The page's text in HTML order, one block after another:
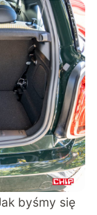
byśmy się